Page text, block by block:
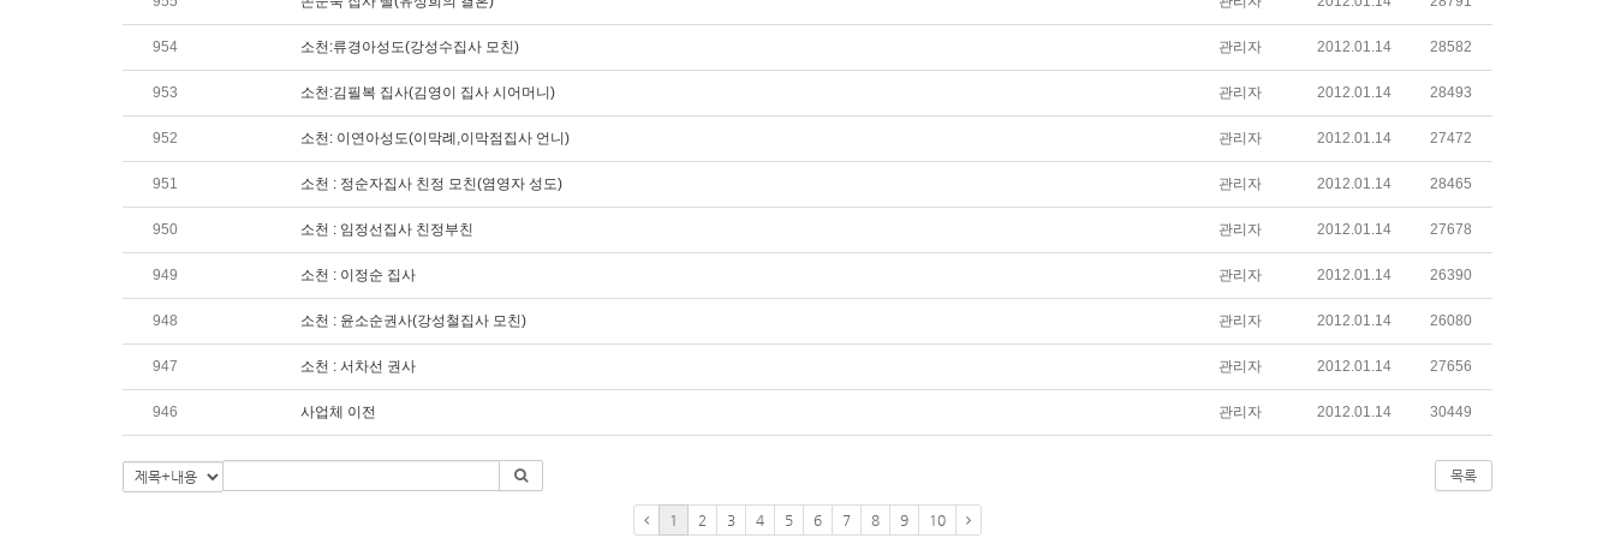
954 소천:류경아성도(강성수집사 모친) 관리자 2012.01.14 28582
953 소천:김필복 집사(김영이 집사 시어머니) 관리자 2012.01.14 28493
952 소천: 이연아성도(이막례,이막점집사 언니) 관리자 2012.01.14 27472
951 소천 : 정순자집사 친정 모친(염영자 성도) 관리자 2012.01.14 28465
950 소천 : 임정선집사 친정부친 관리자 2012.01.14 27678
949 소천 : 이정순 집사 관리자 2012.01.14 26390
948 소천 : 윤소순권사(강성철집사 모친) 관리자 2012.01.14 26080
947 소천 : 서차선 권사 관리자 2012.01.14 27656
946 사업체 이전 관리자 2012.01.14 30449
목록
1 2 3 4 5 6 7 8 9 10